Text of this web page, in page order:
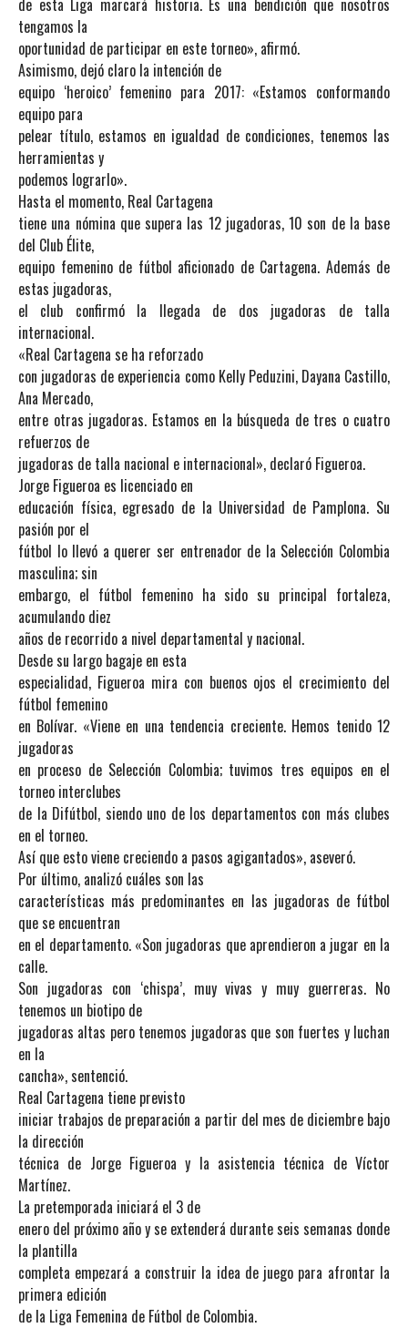
de esta Liga marcará historia. Es una bendición que nosotros
tengamos la
oportunidad de participar en este torneo», afirmó.
Asimismo, dejó claro la intención de
equipo ‘heroico’ femenino para 2017: «Estamos conformando
equipo para
pelear título, estamos en igualdad de condiciones, tenemos las
herramientas y
podemos lograrlo».
Hasta el momento, Real Cartagena
tiene una nómina que supera las 12 jugadoras, 10 son de la base
del Club Élite,
equipo femenino de fútbol aficionado de Cartagena. Además de
estas jugadoras,
el club confirmó la llegada de dos jugadoras de talla
internacional.
«Real Cartagena se ha reforzado
con jugadoras de experiencia como Kelly Peduzini, Dayana Castillo,
Ana Mercado,
entre otras jugadoras. Estamos en la búsqueda de tres o cuatro
refuerzos de
jugadoras de talla nacional e internacional», declaró Figueroa.
Jorge Figueroa es licenciado en
educación física, egresado de la Universidad de Pamplona. Su
pasión por el
fútbol lo llevó a querer ser entrenador de la Selección Colombia
masculina; sin
embargo, el fútbol femenino ha sido su principal fortaleza,
acumulando diez
años de recorrido a nivel departamental y nacional.
Desde su largo bagaje en esta
especialidad, Figueroa mira con buenos ojos el crecimiento del
fútbol femenino
en Bolívar. «Viene en una tendencia creciente. Hemos tenido 12
jugadoras
en proceso de Selección Colombia; tuvimos tres equipos en el
torneo interclubes
de la Difútbol, siendo uno de los departamentos con más clubes
en el torneo.
Así que esto viene creciendo a pasos agigantados», aseveró.
Por último, analizó cuáles son las
características más predominantes en las jugadoras de fútbol
que se encuentran
en el departamento. «Son jugadoras que aprendieron a jugar en la
calle.
Son jugadoras con ‘chispa’, muy vivas y muy guerreras. No
tenemos un biotipo de
jugadoras altas pero tenemos jugadoras que son fuertes y luchan
en la
cancha», sentenció.
Real Cartagena tiene previsto
iniciar trabajos de preparación a partir del mes de diciembre bajo
la dirección
técnica de Jorge Figueroa y la asistencia técnica de Víctor
Martínez.
La pretemporada iniciará el 3 de
enero del próximo año y se extenderá durante seis semanas donde
la plantilla
completa empezará a construir la idea de juego para afrontar la
primera edición
de la Liga Femenina de Fútbol de Colombia.